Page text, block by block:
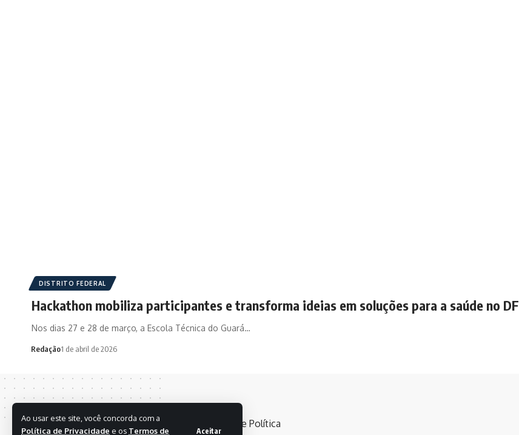
Ao usar este site, você concorda com a
Política de Privacidade e os Termos de Aceitar
DISTRITO FEDERAL
Hackathon mobiliza participantes e transforma ideias em soluções para a saúde no DF
Nos dias 27 e 28 de março, a Escola Técnica do Guará…
Redação1 de abril de 2026